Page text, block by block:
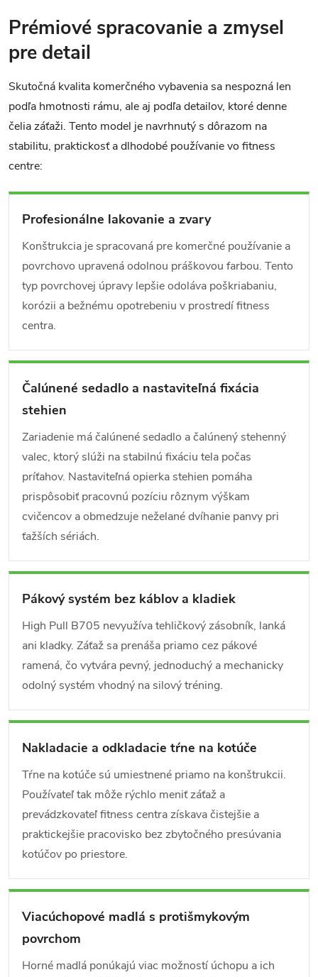
Prémiové spracovanie a zmysel
pre detail
Skutočná kvalita komerčného vybavenia sa nespozná len
podľa hmotnosti rámu, ale aj podľa detailov, ktoré denne
čelia záťaži. Tento model je navrhnutý s dôrazom na
stabilitu, praktickosť a dlhodobé používanie vo fitness
centre:
Profesionálne lakovanie a zvary
Konštrukcia je spracovaná pre komerčné používanie a
povrchovo upravená odolnou práškovou farbou. Tento
typ povrchovej úpravy lepšie odoláva poškriabaniu,
korózii a bežnému opotrebeniu v prostredí fitness
centra.
Čalúnené sedadlo a nastaviteľná fixácia
stehien
Zariadenie má čalúnené sedadlo a čalúnený stehenný
valec, ktorý slúži na stabilnú fixáciu tela počas
príťahov. Nastaviteľná opierka stehien pomáha
prispôsobiť pracovnú pozíciu rôznym výškam
cvičencov a obmedzuje neželané dvíhanie panvy pri
ťažších sériách.
Pákový systém bez káblov a kladiek
High Pull B705 nevyužíva tehličkový zásobník, lanká
ani kladky. Záťaž sa prenáša priamo cez pákové
ramená, čo vytvára pevný, jednoduchý a mechanicky
odolný systém vhodný na silový tréning.
Nakladacie a odkladacie tŕne na kotúče
Tŕne na kotúče sú umiestnené priamo na konštrukcii.
Používateľ tak môže rýchlo meniť záťaž a
prevádzkovateľ fitness centra získava čistejšie a
praktickejšie pracovisko bez zbytočného presúvania
kotúčov po priestore.
Viacúchopové madlá s protišmykovým
povrchom
Horné madlá ponúkajú viac možností úchopu a ich